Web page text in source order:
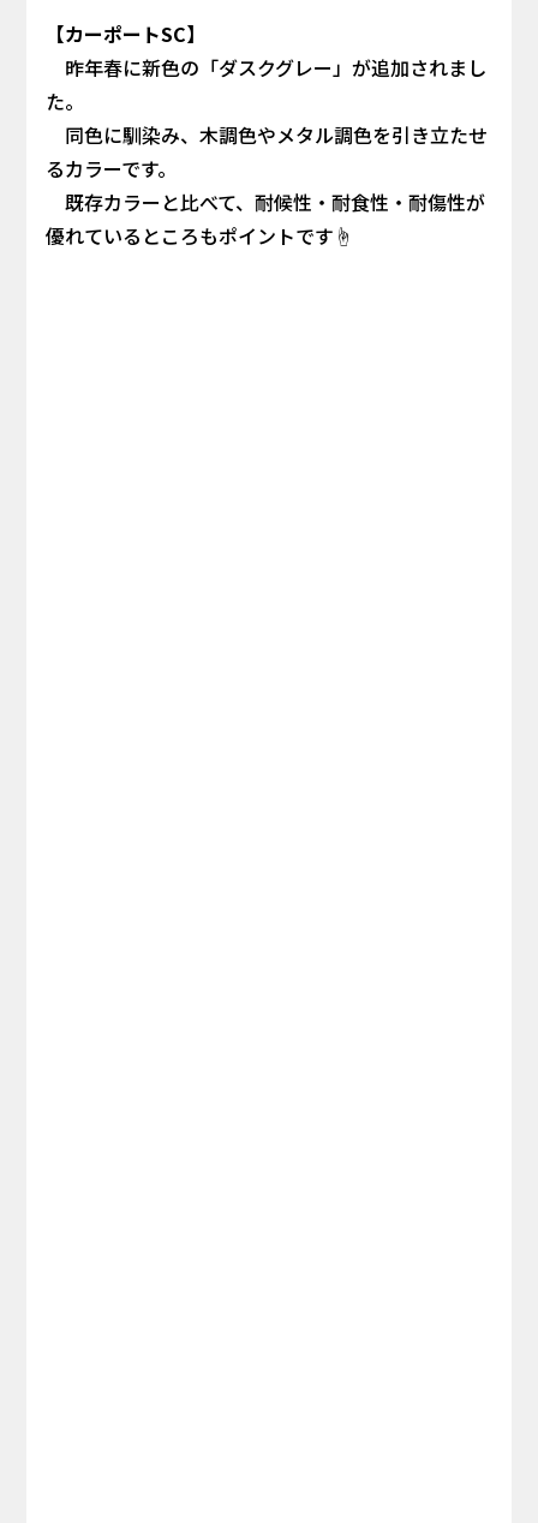
【カーポートSC】
昨年春に新色の「ダスクグレー」が追加されまし
た。
同色に馴染み、木調色やメタル調色を引き立たせ
るカラーです。
既存カラーと比べて、耐候性・耐食性・耐傷性が
優れているところもポイントです☝️